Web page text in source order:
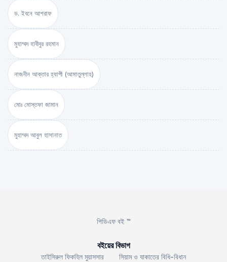
ড. ইবনে আশরাফ
মুহাম্মদ হাবীবুর রহমান
নাজনীন আক্তার হ্যাপী (আমাতুল্লাহ)
মোঃ মোস্তফা জামান
মুহাম্মদ আবুল হাসানাত
পিডিএফ বই ™
বইয়ের বিভাগ
তাইসিরুল ফিকহিল মুয়াসসার
সিয়াম ও যাকাতের বিধি-বিধান